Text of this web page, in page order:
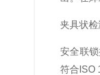
夹具状
安全联
符合ISO